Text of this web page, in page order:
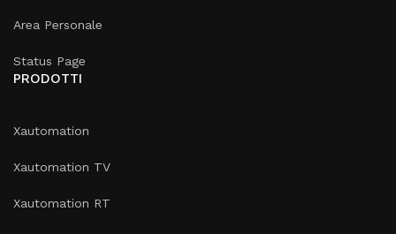
Area Personale
Status Page
PRODOTTI
Xautomation
Xautomation TV
Xautomation RT